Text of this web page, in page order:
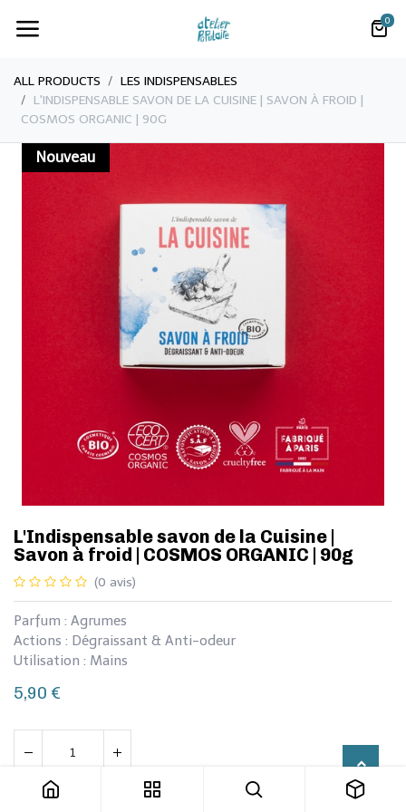
0
ALL PRODUCTS
LES INDISPENSABLES
L'INDISPENSABLE SAVON DE LA CUISINE | SAVON À FROID |
COSMOS ORGANIC | 90G
Nouveau
L'Indispensable savon de la Cuisine |
Savon à froid | COSMOS ORGANIC | 90g
(0 avis)
Parfum : Agrumes
Actions : Dégraissant & Anti-odeur
Utilisation : Mains
5,90 €